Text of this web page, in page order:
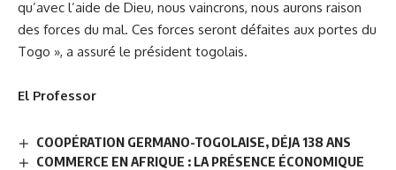
qu’avec l’aide de Dieu, nous vaincrons, nous aurons raison
des forces du mal. Ces forces seront défaites aux portes du
Togo », a assuré le président togolais.
El Professor
COOPÉRATION GERMANO-TOGOLAISE, DÉJA 138 ANS
COMMERCE EN AFRIQUE : LA PRÉSENCE ÉCONOMIQUE